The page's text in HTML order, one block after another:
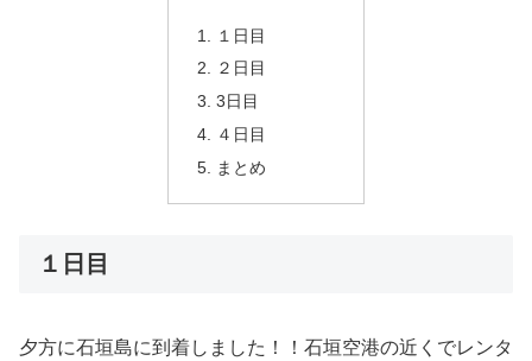
１日目
２日目
3日目
４日目
まとめ
１日目
夕方に石垣島に到着しました！！石垣空港の近くでレンタ